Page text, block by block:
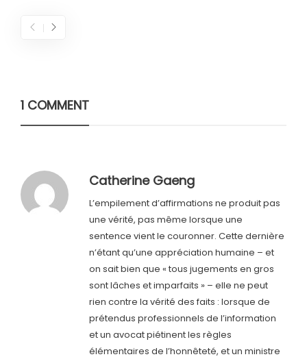
1 COMMENT
Catherine Gaeng
L’empilement d’affirmations ne produit pas
une vérité, pas même lorsque une
sentence vient le couronner. Cette dernière
n’étant qu’une appréciation humaine – et
on sait bien que « tous jugements en gros
sont lâches et imparfaits » – elle ne peut
rien contre la vérité des faits : lorsque de
prétendus professionnels de l’information
et un avocat piétinent les règles
élémentaires de l’honnêteté, et un ministre